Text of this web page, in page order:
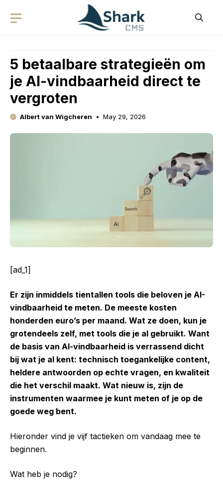
5 betaalbare strategieën om
je AI-vindbaarheid direct te
vergroten
Albert van Wigcheren May 29, 2026
[ad_1]
Er zijn inmiddels tientallen tools die beloven je AI-
vindbaarheid te meten. De meeste kosten
honderden euro’s per maand. Wat ze doen, kun je
grotendeels zelf, met tools die je al gebruikt. Want
de basis van AI-vindbaarheid is verrassend dicht
bij wat je al kent: technisch toegankelijke content,
heldere antwoorden op echte vragen, en kwaliteit
die het verschil maakt. Wat nieuw is, zijn de
instrumenten waarmee je kunt meten of je op de
goede weg bent.
Hieronder vind je vijf tactieken om vandaag mee te
beginnen.
Wat heb je nodig?